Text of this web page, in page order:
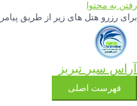
رفتن به محتوا
برای رزرو هتل های زیر از طریق پیامرسان واتس آپ در
آراس سیر تبریز
فهرست اصلی